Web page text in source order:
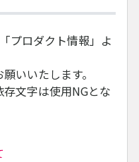
プロダクト情報」よ
いいたします。
文字は使用NGとな